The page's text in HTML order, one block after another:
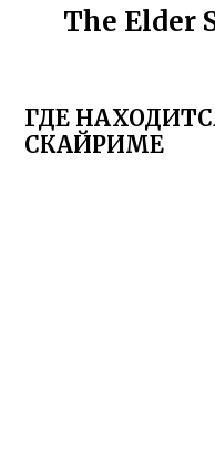
The Elder
ГДЕ
СКАЙРИМЕ